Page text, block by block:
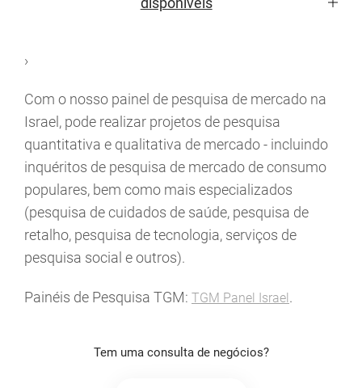
›
Com o nosso painel de pesquisa de mercado na
Israel, pode realizar projetos de pesquisa
quantitativa e qualitativa de mercado - incluindo
inquéritos de pesquisa de mercado de consumo
populares, bem como mais especializados
(pesquisa de cuidados de saúde, pesquisa de
retalho, pesquisa de tecnologia, serviços de
pesquisa social e outros).
Painéis de Pesquisa TGM: TGM Panel Israel .
Tem uma consulta de negócios?